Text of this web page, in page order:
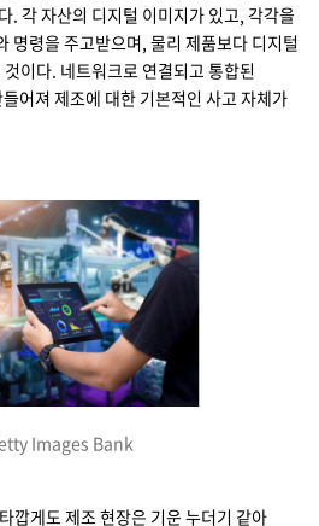
. 각 자산의 디지털 이미지가 있고, 각각을
명령을 주고받으며, 물리 제품보다 디지털
이다. 네트워크로 연결되고 통합된
어져 제조에 대한 기본적인 사고 자체가
Images Bank
깝게도 제조 현장은 기운 누더기 같아